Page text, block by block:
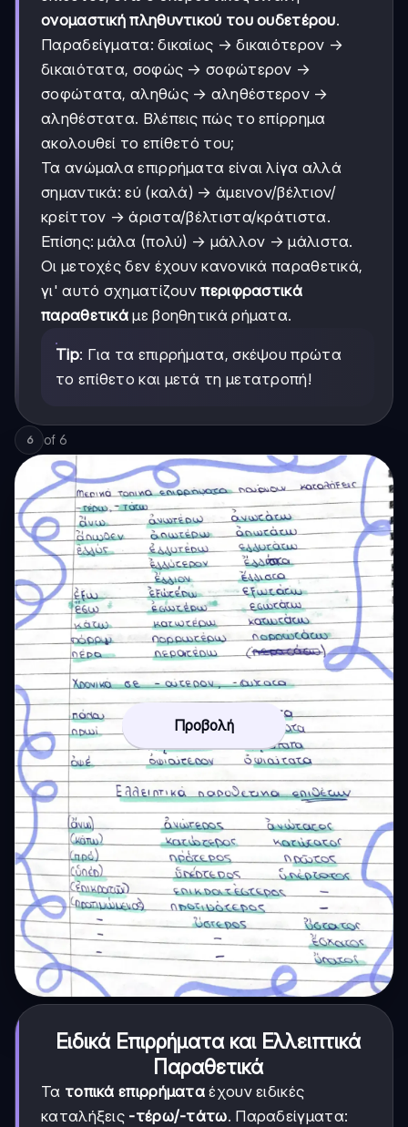
ονομαστική πληθυντικού του ουδετέρου.
Παραδείγματα: δικαίως → δικαιότερον →
δικαιότατα, σοφώς → σοφώτερον →
σοφώτατα, αληθώς → αληθέστερον →
αληθέστατα. Βλέπεις πώς το επίρρημα
ακολουθεί το επίθετό του;
Τα ανώμαλα επιρρήματα είναι λίγα αλλά
σημαντικά: εύ (καλά) → άμεινον/βέλτιον/
κρείττον → άριστα/βέλτιστα/κράτιστα.
Επίσης: μάλα (πολύ) → μάλλον → μάλιστα.
Οι μετοχές δεν έχουν κανονικά παραθετικά,
γι' αυτό σχηματίζουνπεριφραστικά
παραθετικά με βοηθητικά ρήματα.
Tip: Για τα επιρρήματα, σκέψου πρώτα
το επίθετο και μετά τη μετατροπή!
6 of 6
Προβολή
Ειδικά Επιρρήματα και Ελλειπτικά
Παραθετικά
Τα τοπικά επιρρήματα έχουν ειδικές
καταλήξεις -τέρω/-τάτω. Παραδείγματα: